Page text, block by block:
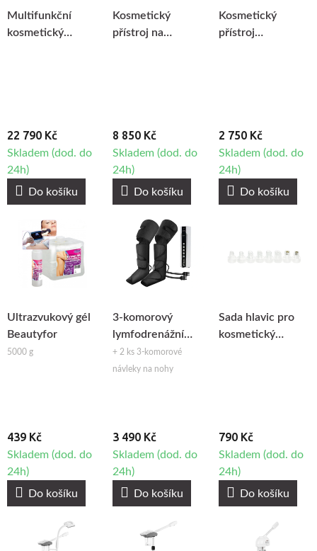
Multifunkční
kosmetický
22 790 Kč
Skladem (dod. do
24h)
Do košíku
Kosmetický
přístroj na
generation
8 850 Kč
Skladem (dod. do
24h)
Do košíku
Kosmetický
přístroj
2 750 Kč
Skladem (dod. do
24h)
Do košíku
Ultrazvukový gél
Beautyfor
5000 g
439 Kč
Skladem (dod. do
24h)
Do košíku
3-komorový
lymfodrenážní
přístroj Fabulo
+ 2 ks 3-komorové
návleky na nohy
3 490 Kč
Skladem (dod. do
24h)
Do košíku
Sada hlavic pro
kosmetický
790 Kč
Skladem (dod. do
24h)
Do košíku